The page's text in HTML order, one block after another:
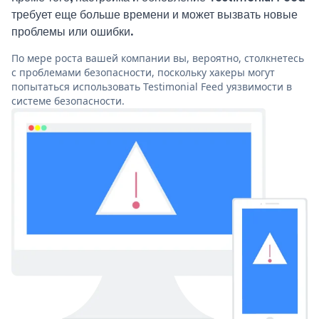
требует еще больше времени и может вызвать новые
проблемы или ошибки.
По мере роста вашей компании вы, вероятно, столкнетесь
с проблемами безопасности, поскольку хакеры могут
попытаться использовать Testimonial Feed уязвимости в
системе безопасности.